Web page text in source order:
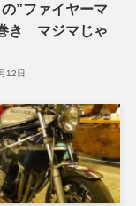
”ファイヤーマ
き マジマじゃ
12日